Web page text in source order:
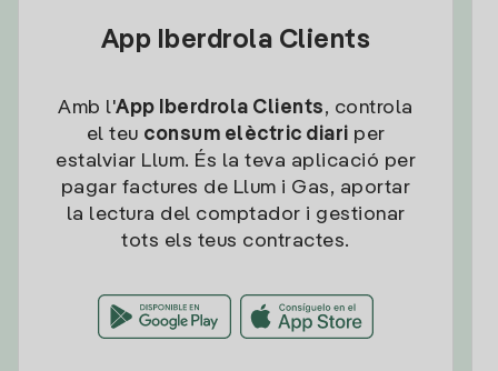
App Iberdrola Clients
Amb l'App Iberdrola Clients, controla
el teu consum elèctric diari per
estalviar Llum. És la teva aplicació per
pagar factures de Llum i Gas, aportar
la lectura del comptador i gestionar
tots els teus contractes.